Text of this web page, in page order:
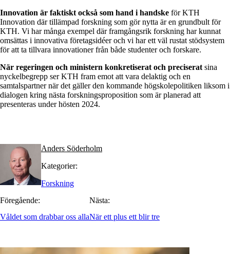
Innovation är faktiskt också som hand i handske för KTH
Innovation där tillämpad forskning som gör nytta är en grundbult för
KTH. Vi har många exempel där framgångsrik forskning har kunnat
omsättas i innovativa företagsidéer och vi har ett väl rustat stödsystem
för att ta tillvara innovationer från både studenter och forskare.
När regeringen och ministern konkretiserat och preciserat sina
nyckelbegrepp ser KTH fram emot att vara delaktig och en
samtalspartner när det gäller den kommande högskolepolitiken liksom i
dialogen kring nästa forskningsproposition som är planerad att
presenteras under hösten 2024.
Anders Söderholm
Kategorier:
Forskning
Föregående:
Våldet som drabbar oss alla
Nästa:
När ett plus ett blir tre